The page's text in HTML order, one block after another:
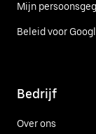
Mijn
Beleid voor
Bedrijf
Over ons